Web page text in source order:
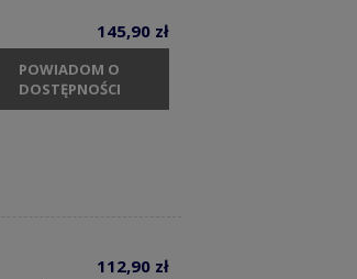
145,90 zł
POWIADOM O
DOSTĘPNOŚCI
112,90 zł